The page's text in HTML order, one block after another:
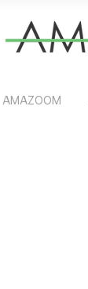
AMAZOOM